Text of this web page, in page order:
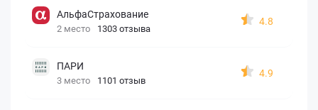
АльфаСтрахование
2 место 1303 отзыва
4.8
ПАРИ
3 место 1101 отзыв
4.9